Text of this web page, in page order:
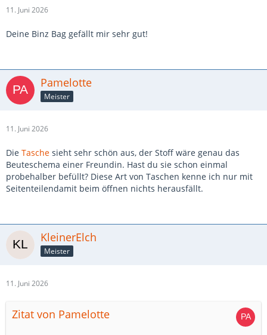
11. Juni 2026
Deine Binz Bag gefällt mir sehr gut!
Pamelotte
Meister
11. Juni 2026
Die Tasche sieht sehr schön aus, der Stoff wäre genau das
Beuteschema einer Freundin. Hast du sie schon einmal
probehalber befüllt? Diese Art von Taschen kenne ich nur mit
Seitenteilendamit beim öffnen nichts herausfällt.
KleinerElch
Meister
11. Juni 2026
Zitat von Pamelotte